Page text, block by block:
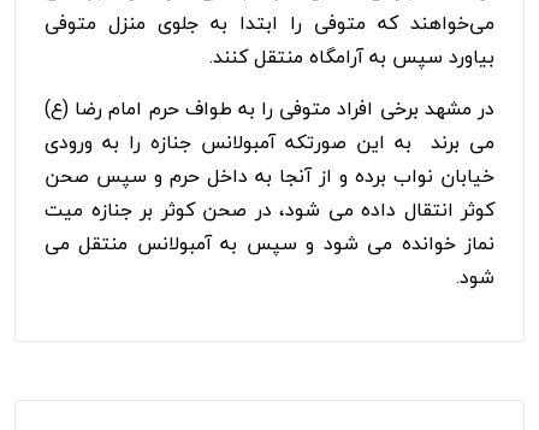
می‌خواهند که متوفی را ابتدا به جلوی منزل متوفی
بیاورد سپس به آرامگاه منتقل کنند.
در مشهد برخی افراد متوفی را به طواف حرم امام رضا (ع)
می برند به این صورتکه آمبولانس جنازه را به ورودی
خیابان نواب برده و از آنجا به داخل حرم و سپس صحن
کوثر انتقال داده می شود، در صحن کوثر بر جنازه میت
نماز خوانده می شود و سپس به آمبولانس منتقل می
شود.